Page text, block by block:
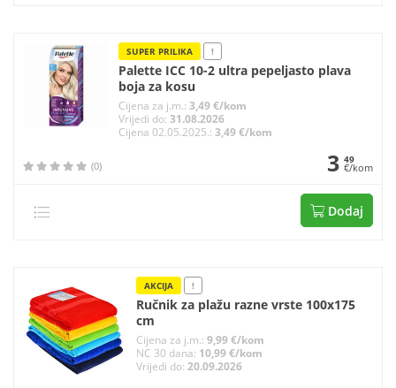
SUPER PRILIKA !
Palette ICC 10-2 ultra pepeljasto plava
boja za kosu
Cijena za j.m.: 3,49 €/kom
Vrijedi do: 31.08.2026
Cijena 02.05.2025.: 3,49 €/kom
(0) 3 49
€/kom
Dodaj
AKCIJA !
Ručnik za plažu razne vrste 100x175
cm
Cijena za j.m.: 9,99 €/kom
NC 30 dana: 10,99 €/kom
Vrijedi do: 20.09.2026